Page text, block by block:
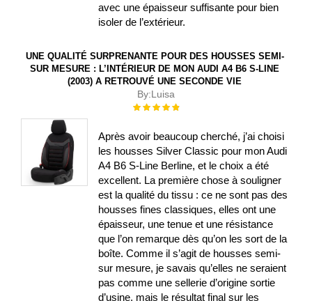
avec une épaisseur suffisante pour bien
isoler de l’extérieur.
UNE QUALITÉ SURPRENANTE POUR DES HOUSSES SEMI-
SUR MESURE : L’INTÉRIEUR DE MON AUDI A4 B6 S-LINE
(2003) A RETROUVÉ UNE SECONDE VIE
By:Luisa
Évaluation :
Après avoir beaucoup cherché, j’ai choisi
les housses Silver Classic pour mon Audi
A4 B6 S-Line Berline, et le choix a été
excellent. La première chose à souligner
est la qualité du tissu : ce ne sont pas des
housses fines classiques, elles ont une
épaisseur, une tenue et une résistance
que l’on remarque dès qu’on les sort de la
boîte. Comme il s’agit de housses semi-
sur mesure, je savais qu’elles ne seraient
pas comme une sellerie d’origine sortie
d’usine, mais le résultat final sur les